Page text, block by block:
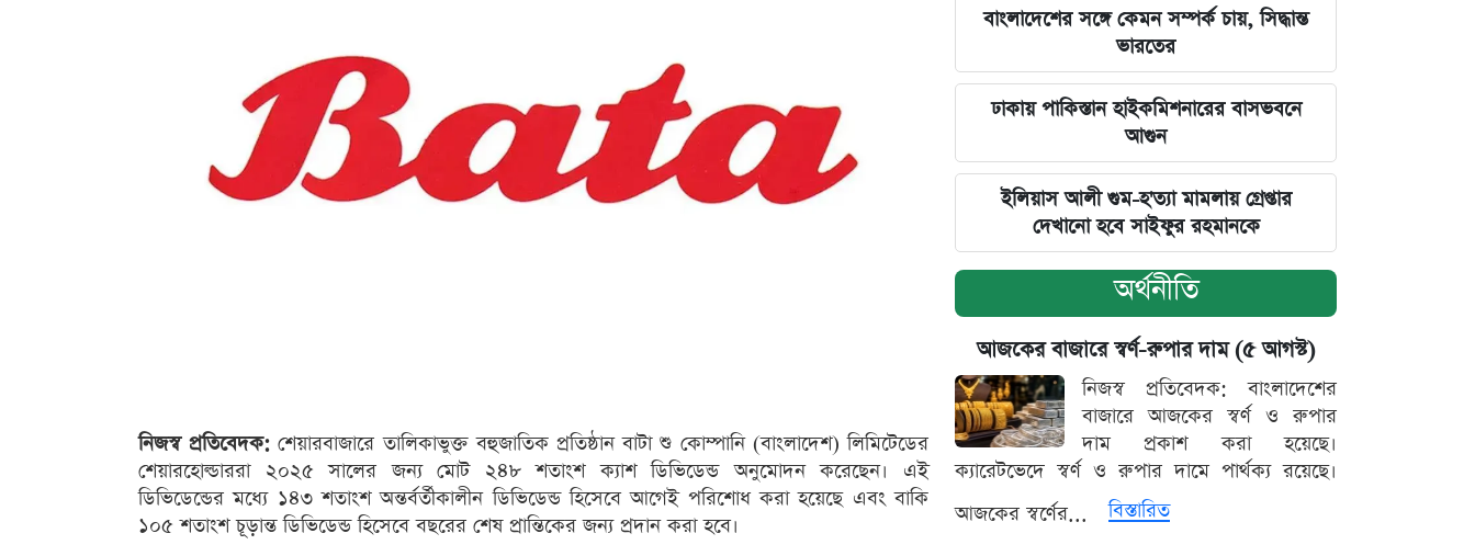
নিজস্ব প্রতিবেদক: শেয়ারবাজারে তালিকাভুক্ত বহুজাতিক প্রতিষ্ঠান বাটা শু কোম্পানি (বাংলাদেশ) লিমিটেডের
শেয়ারহোল্ডাররা ২০২৫ সালের জন্য মোট ২৪৮ শতাংশ ক্যাশ ডিভিডেন্ড অনুমোদন করেছেন। এই
ডিভিডেন্ডের মধ্যে ১৪৩ শতাংশ অন্তর্বর্তীকালীন ডিভিডেন্ড হিসেবে আগেই পরিশোধ করা হয়েছে এবং বাকি
১০৫ শতাংশ চূড়ান্ত ডিভিডেন্ড হিসেবে বছরের শেষ প্রান্তিকের জন্য প্রদান করা হবে।
বাংলাদেশের সঙ্গে কেমন সম্পর্ক চায়, সিদ্ধান্ত
ভারতের
ঢাকায় পাকিস্তান হাইকমিশনারের বাসভবনে
আগুন
ইলিয়াস আলী গুম-হ'ত্যা মামলায় গ্রেপ্তার
দেখানো হবে সাইফুর রহমানকে
অর্থনীতি
আজকের বাজারে স্বর্ণ-রুপার দাম (৫ আগস্ট)
নিজস্ব প্রতিবেদক: বাংলাদেশের
বাজারে আজকের স্বর্ণ ও রুপার
দাম প্রকাশ করা হয়েছে।
ক্যারেটভেদে স্বর্ণ ও রুপার দামে পার্থক্য রয়েছে।
আজকের স্বর্ণের...
বিস্তারিত